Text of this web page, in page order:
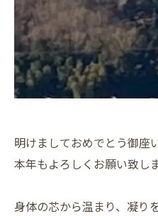
明けましておめでとう御座
本年もよろしくお願い致し
身体の芯から温まり、凝り